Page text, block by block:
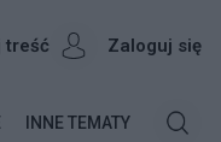
treść Zaloguj się
INNE TEMATY